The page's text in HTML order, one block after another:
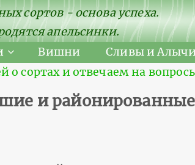
сортов - основа успеха.
апельсинки.
Вишни Сливы и Алычи
сортах и отвечаем на
и районированные